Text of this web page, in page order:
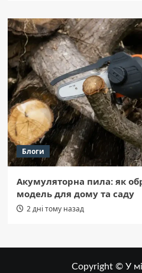
Блоги
Акумуляторна пила: як
модель для дому та саду
2 дні тому назад
Copyright © У